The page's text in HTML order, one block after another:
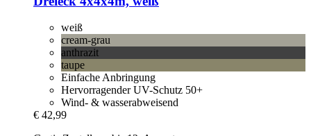
weiß
cream-grau
anthrazit
taupe
Einfache Anbringung
Hervorragender UV-Schutz 50+
Wind- & wasserabweisend
€ 42,99